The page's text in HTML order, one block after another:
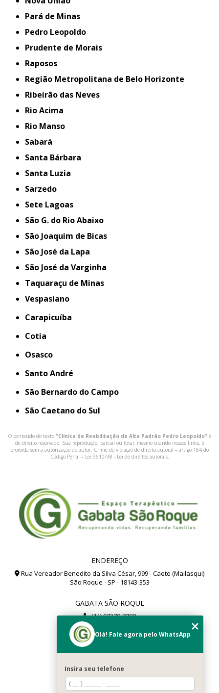
Pará de Minas
Pedro Leopoldo
Prudente de Morais
Raposos
Região Metropolitana de Belo Horizonte
Ribeirão das Neves
Rio Acima
Rio Manso
Sabará
Santa Bárbara
Santa Luzia
Sarzedo
Sete Lagoas
São G. do Rio Abaixo
São Joaquim de Bicas
São José da Lapa
São José da Varginha
Taquaraçu de Minas
Vespasiano
Carapicuíba
Cotia
Osasco
Santo André
São Bernardo do Campo
São Caetano do Sul
O conteúdo do texto "Clínica de Reabilitação de Alta Padrão Pedro Leopoldo" é
de direito reservado. Sua reprodução, parcial ou total, mesmo citando nossos links, é
proibida sem a autorização do autor. Crime de violação de direito autoral – artigo 184 do
Código Penal – Lei 9610/98 - Lei de direitos autorais.
ENDEREÇO
Rua Vereador Benedito da Silva César, 999 - Caete (Mailasqui)
São Roque - SP - 18143-353
GABATA SÃO ROQUE
(11) 97279-8788
(11) 99112-8504
gabata@gabata.com.br
Home
Sobré Nós
Olá! Fale agora pelo WhatsApp
Insira seu telefone